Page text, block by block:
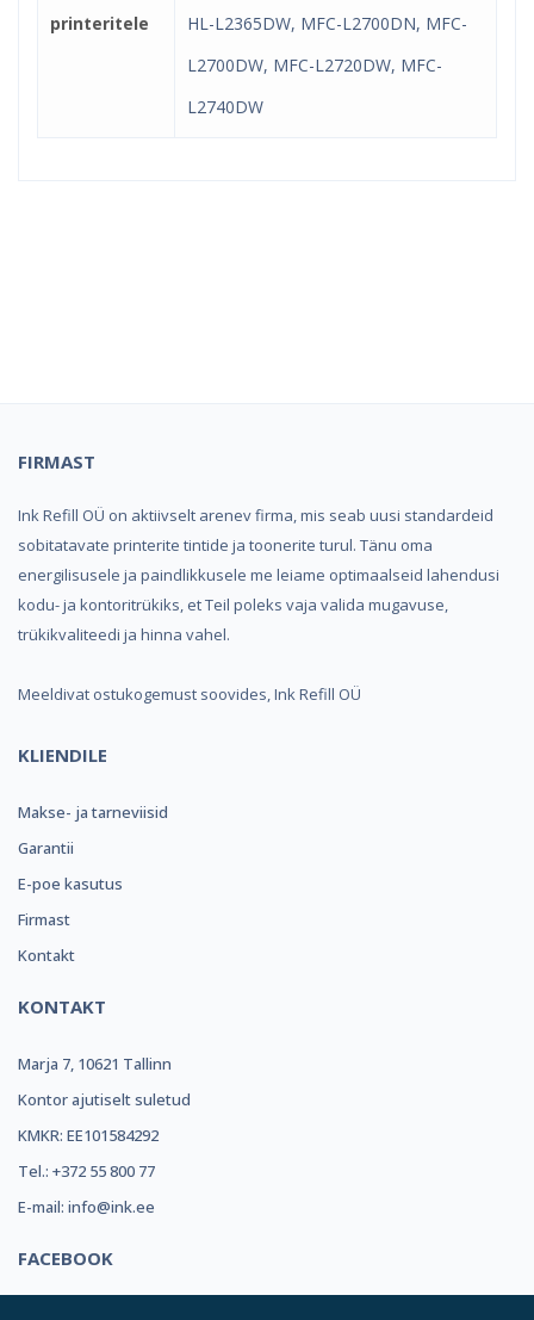
printeritele
HL-L2365DW, MFC-L2700DN, MFC-
L2700DW, MFC-L2720DW, MFC-
L2740DW
FIRMAST
Ink Refill OÜ on aktiivselt arenev firma, mis seab uusi standardeid
sobitatavate printerite tintide ja toonerite turul. Tänu oma
energilisusele ja paindlikkusele me leiame optimaalseid lahendusi
kodu- ja kontoritrükiks, et Teil poleks vaja valida mugavuse,
trükikvaliteedi ja hinna vahel.
Meeldivat ostukogemust soovides, Ink Refill OÜ
KLIENDILE
Makse- ja tarneviisid
Garantii
E-poe kasutus
Firmast
Kontakt
KONTAKT
Marja 7, 10621 Tallinn
Kontor ajutiselt suletud
KMKR: EE101584292
Tel.: +372 55 800 77
E-mail: info@ink.ee
FACEBOOK